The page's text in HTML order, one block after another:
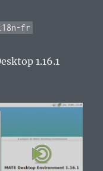
fr
1.16.1